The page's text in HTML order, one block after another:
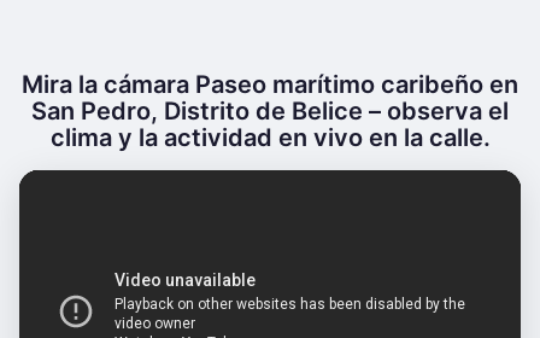
Mira la cámara Paseo marítimo caribeño en
San Pedro, Distrito de Belice – observa el
clima y la actividad en vivo en la calle.